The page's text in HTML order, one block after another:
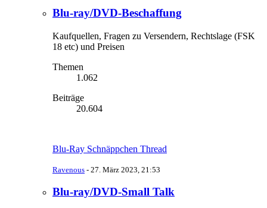
Blu-ray/DVD-Beschaffung
Kaufquellen, Fragen zu Versendern, Rechtslage (FSK
18 etc) und Preisen
Themen
1.062
Beiträge
20.604
Blu-Ray Schnäppchen Thread
Ravenous - 27. März 2023, 21:53
Blu-ray/DVD-Small Talk